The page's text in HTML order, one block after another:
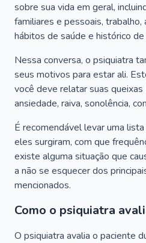
sobre sua vida em geral,
familiares e pessoais, trabalho,
hábitos de saúde e histórico de
Nessa conversa, o psiquiatra
seus motivos para estar ali.
você deve relatar suas
ansiedade, raiva, sonolência,
É recomendável levar uma
eles surgiram, com que
existe alguma situação que
a não se esquecer dos
mencionados.
Como o psiquiatra
O psiquiatra avalia o paciente